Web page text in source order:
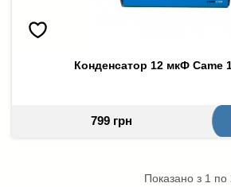
Конденсатор 12 мкФ Came
799 грн
Показано з 1 по